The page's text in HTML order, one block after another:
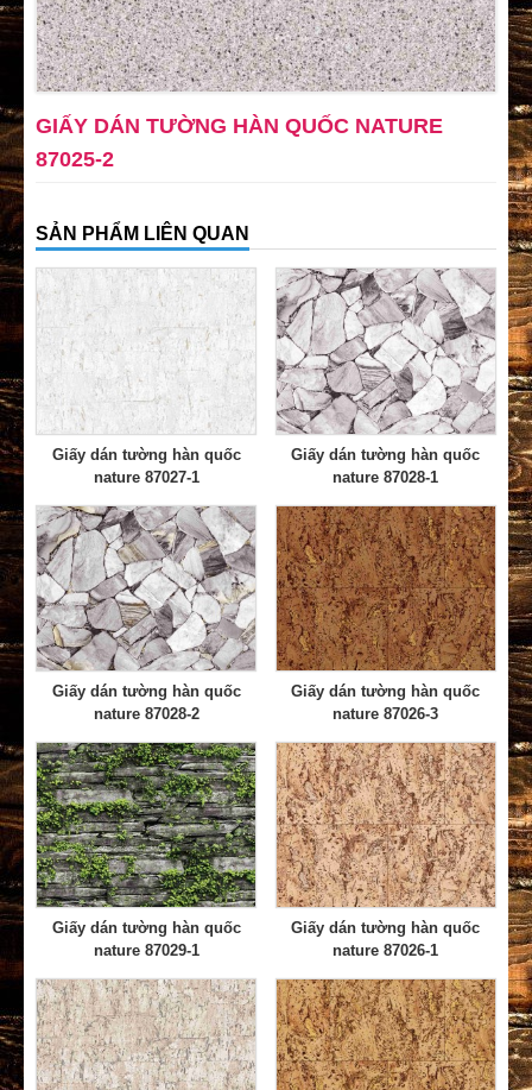
GIẤY DÁN TƯỜNG HÀN QUỐC NATURE
87025-2
SẢN PHẨM LIÊN QUAN
Giấy dán tường hàn quốc
nature 87027-1
Giấy dán tường hàn quốc
nature 87028-1
Giấy dán tường hàn quốc
nature 87028-2
Giấy dán tường hàn quốc
nature 87026-3
Giấy dán tường hàn quốc
nature 87029-1
Giấy dán tường hàn quốc
nature 87026-1